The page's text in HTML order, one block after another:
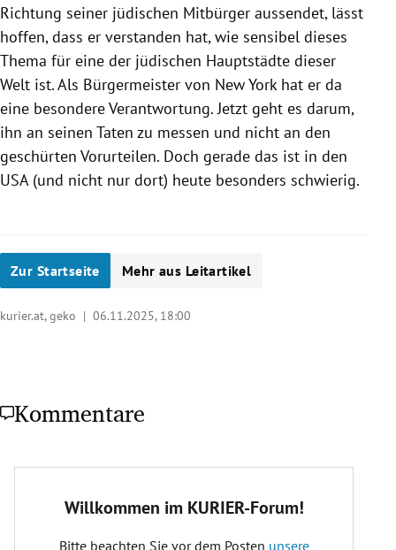
Richtung seiner jüdischen Mitbürger aussendet, lässt
hoffen, dass er verstanden hat, wie sensibel dieses
Thema für eine der jüdischen Hauptstädte dieser
Welt ist. Als Bürgermeister von New York hat er da
eine besondere Verantwortung. Jetzt geht es darum,
ihn an seinen Taten zu messen und nicht an den
geschürten Vorurteilen. Doch gerade das ist in den
USA (und nicht nur dort) heute besonders schwierig.
Zur Startseite Mehr aus Leitartikel
kurier.at, geko | 06.11.2025, 18:00
Kommentare